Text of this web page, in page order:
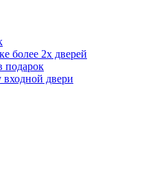
более 2х дверей
подарок
входной двери